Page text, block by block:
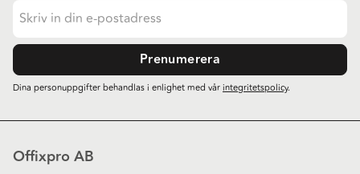
Prenumerera
Dina personuppgifter behandlas i enlighet med vårintegritetspolicy.
Offixpro AB